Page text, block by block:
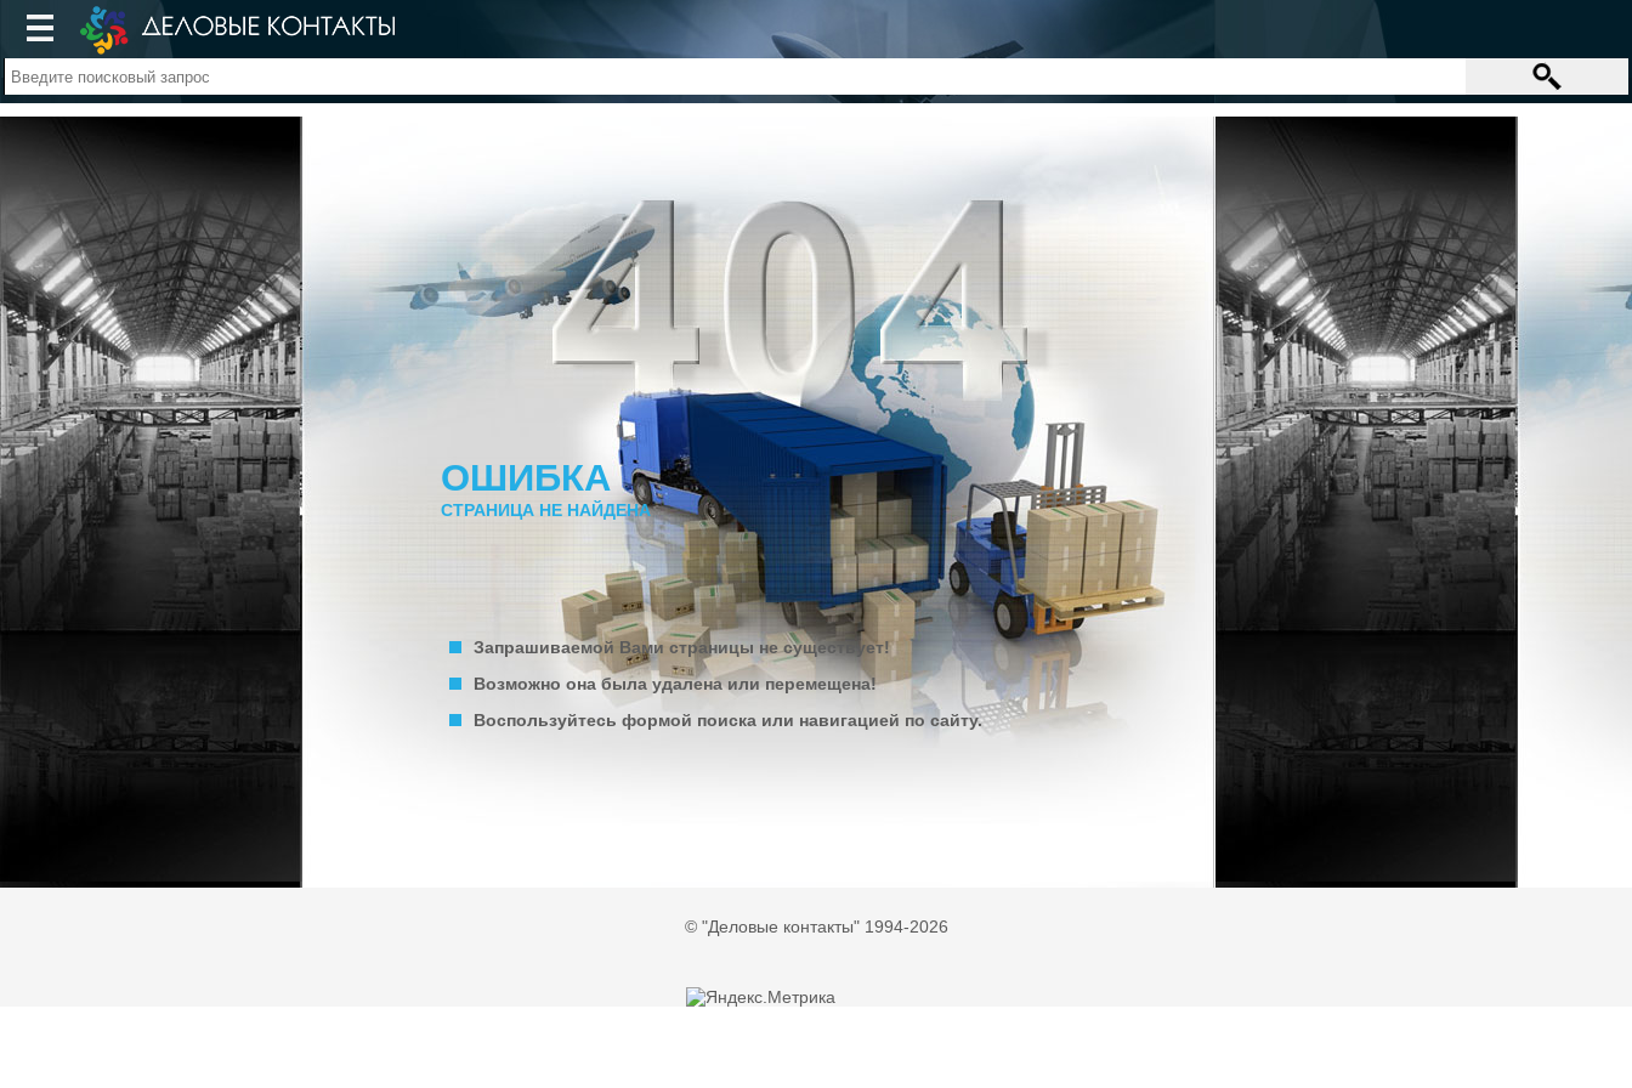
ОШИБКА
СТРАНИЦА НЕ НАЙДЕНА
Запрашиваемой Вами страницы не существует!
Возможно она была удалена или перемещена!
Воспользуйтесь формой поиска или навигацией по сайту.
© "Деловые контакты" 1994-2026